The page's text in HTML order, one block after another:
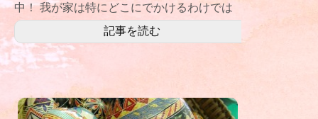
中！ 我が家は特にどこにでかけるわけでは
なく、 今日は一日、家で
記事を読む